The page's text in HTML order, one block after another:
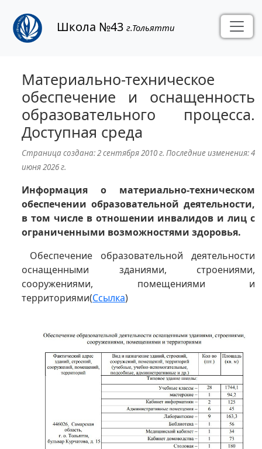
Школа №43 г.Тольятти
Материально-техническое
обеспечение и оснащенность
образовательного процесса.
Доступная среда
Страница создана:2 сентября 2010 г. Последние изменения:4
июня 2026 г.
Информация о материально-техническом
обеспечении образовательной деятельности,
в том числе в отношении инвалидов и лиц с
ограниченными возможностями здоровья.
Обеспечение образовательной деятельности
оснащенными зданиями, строениями,
сооружениями, помещениями и
территориями(Ссылка)